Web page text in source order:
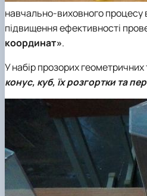
навчально-виховного процесу
підвищення ефективності
координат».
У набір прозорих
конус, куб, їх розгортки та